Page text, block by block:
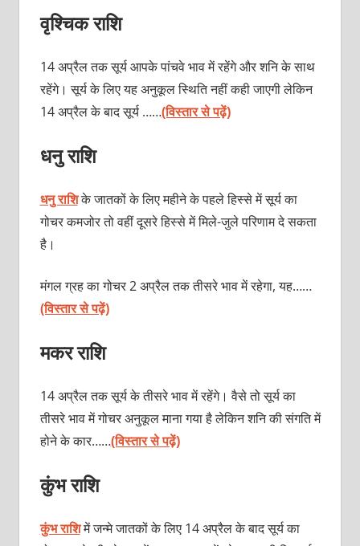
वृश्चिक राशि
14 अप्रैल तक सूर्य आपके पांचवे भाव में रहेंगे और शनि के साथ
रहेंगे। सूर्य के लिए यह अनुकूल स्थिति नहीं कही जाएगी लेकिन
14 अप्रैल के बाद सूर्य ……(विस्तार से पढ़ें)
धनु राशि
धनु राशिके जातकों के लिए महीने के पहले हिस्से में सूर्य का
गोचर कमजोर तो वहीं दूसरे हिस्से में मिले-जुले परिणाम दे सकता
है।
मंगल ग्रह का गोचर 2 अप्रैल तक तीसरे भाव में रहेगा, यह……
(विस्तार से पढ़ें)
मकर राशि
14 अप्रैल तक सूर्य के तीसरे भाव में रहेंगे। वैसे तो सूर्य का
तीसरे भाव में गोचर अनुकूल माना गया है लेकिन शनि की संगति में
होने के कार……(विस्तार से पढ़ें)
कुंभ राशि
कुंभ राशिमें जन्मे जातकों के लिए 14 अप्रैल के बाद सूर्य का